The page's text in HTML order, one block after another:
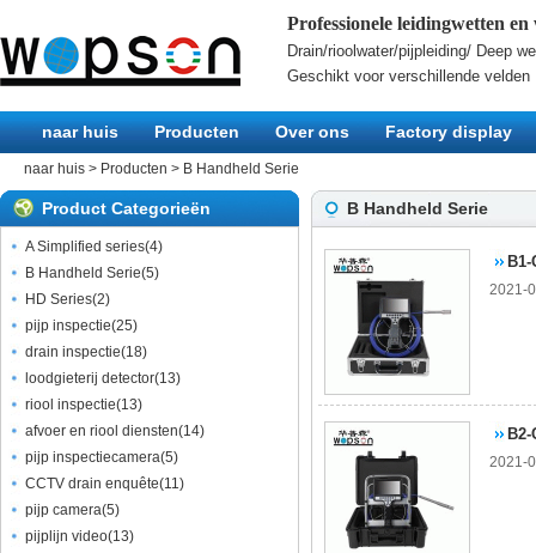
Professionele leidingwetten
Drain/rioolwater/pijpleiding/ Deep
Geschikt voor verschillende velden
naar huis Producten Over ons Factory display
naar huis > Producten > B Handheld Serie
Product Categorieën
A Simplified series(4)
B Handheld Serie(5)
HD Series(2)
pijp inspectie(25)
drain inspectie(18)
loodgieterij detector(13)
riool inspectie(13)
afvoer en riool diensten(14)
pijp inspectiecamera(5)
CCTV drain enquête(11)
pijp camera(5)
pijplijn video(13)
B Handheld Serie
2021-
2021-